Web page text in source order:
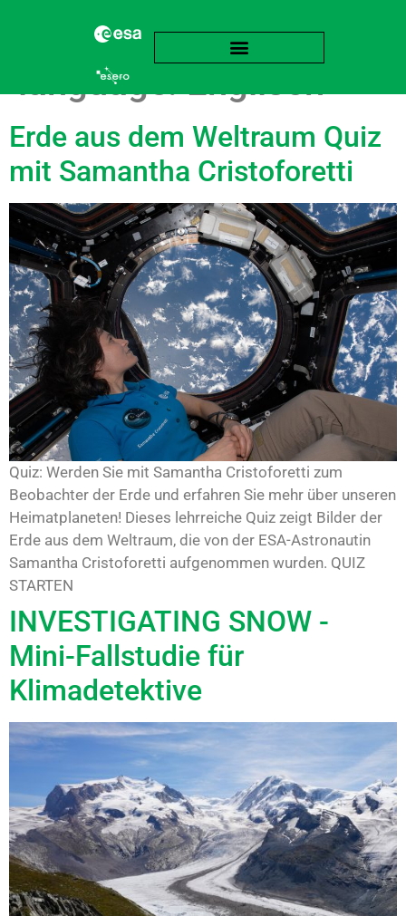
language:Englisch
Erde aus dem Weltraum Quiz
mit Samantha Cristoforetti
Quiz: Werden Sie mit Samantha Cristoforetti zum
Beobachter der Erde und erfahren Sie mehr über unseren
Heimatplaneten! Dieses lehrreiche Quiz zeigt Bilder der
Erde aus dem Weltraum, die von der ESA-Astronautin
Samantha Cristoforetti aufgenommen wurden. QUIZ
STARTEN
INVESTIGATING SNOW -
Mini-Fallstudie für
Klimadetektive